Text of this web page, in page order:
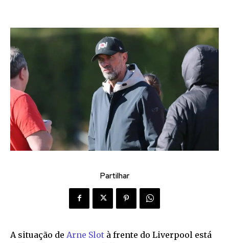
Partilhar
A situação de Arne Slot à frente do Liverpool está